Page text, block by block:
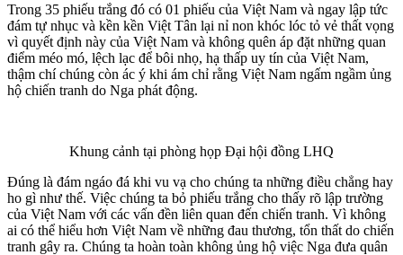
Trong 35 phiếu trắng đó có 01 phiếu của Việt Nam và ngay lập tức
đám tự nhục và kền kền Việt Tân lại nỉ non khóc lóc tỏ vẻ thất vọng
vì quyết định này của Việt Nam và không quên áp đặt những quan
điểm méo mó, lệch lạc để bôi nhọ, hạ thấp uy tín của Việt Nam,
thậm chí chúng còn ác ý khi ám chỉ rằng Việt Nam ngấm ngầm ủng
hộ chiến tranh do Nga phát động.
Khung cảnh tại phòng họp Đại hội đồng LHQ
Đúng là đám ngáo đá khi vu vạ cho chúng ta những điều chẳng hay
ho gì như thế. Việc chúng ta bỏ phiếu trắng cho thấy rõ lập trường
của Việt Nam với các vấn đền liên quan đến chiến tranh. Vì không
ai có thể hiểu hơn Việt Nam về những đau thương, tổn thất do chiến
tranh gây ra. Chúng ta hoàn toàn không ủng hộ việc Nga đưa quân